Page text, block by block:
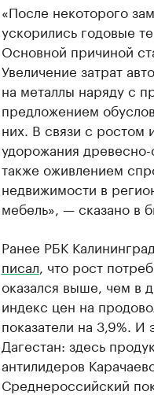
«После некоторого
ускорились годовые
Основной причиной
Увеличение затрат
на металлы наряду с
предложением
них. В связи с ростом
удорожания
также оживлением
недвижимости в
мебель», — сказано в
Ранее РБК
писал , что рост
оказался выше, чем в
индекс цен на
показатели на 3,9%.
Дагестан: здесь
антилидеров
Среднероссийский